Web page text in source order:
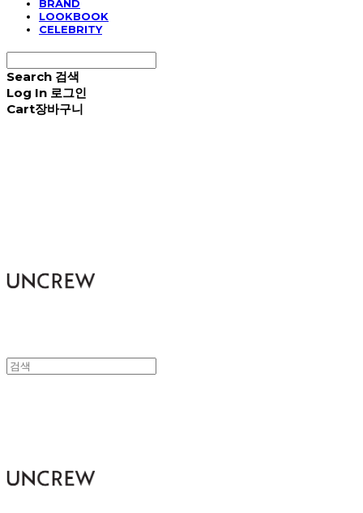
BRAND
LOOKBOOK
CELEBRITY
Search 검색
Log In 로그인
Cart장바구니